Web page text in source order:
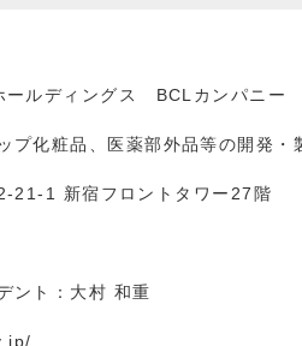
ールディングス BCLカンパニー
プ化粧品、医薬部外品等の開発・
21-1 新宿フロントタワー27階
ント：大村 和重